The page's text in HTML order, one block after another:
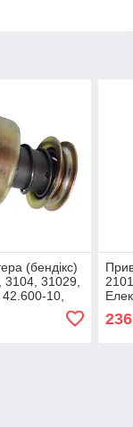
(бендікс)
31029,
10,